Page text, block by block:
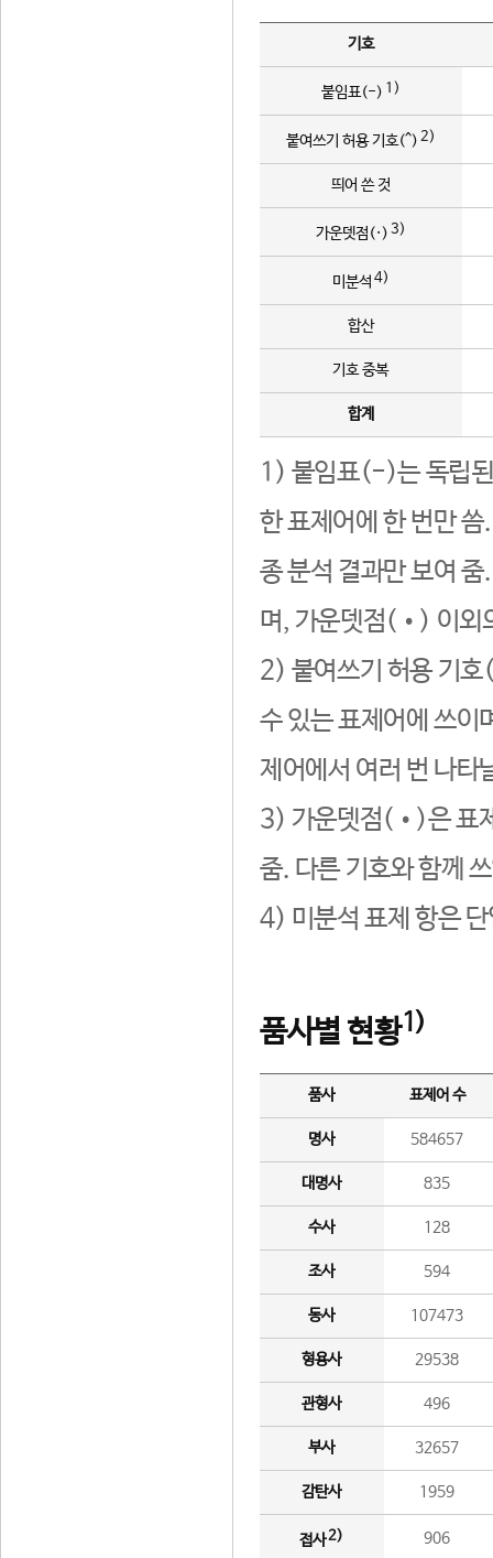
기호
붙임표(-) 1)
붙여쓰기 허용 기호(^) 2)
띄어 쓴 것
가운뎃점(·) 3)
미분석 4)
합산
기호 중복
합계
1) 붙임표(-)는 독립된
한 표제어에 한 번만
종 분석 결과만 보여
며, 가운뎃점(•) 이외
2) 붙여쓰기 허용 기호
수 있는 표제어에 쓰이
제어에서 여러 번 나타
3) 가운뎃점(•)은 표
줌. 다른 기호와 함께
4) 미분석 표제 항은
품사별 현황1)
품사 표제어 수
명사 584657
대명사 835
수사 128
조사 594
동사 107473
형용사 29538
관형사 496
부사 32657
감탄사 1959
접사2) 906